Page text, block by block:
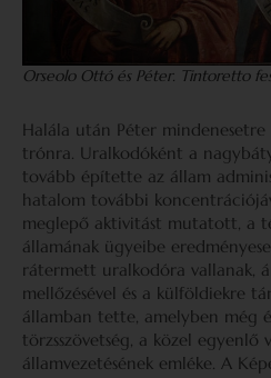
Orseolo Ottó és Péter. Tintoretto
Halála után Péter
trónra. Uralkodóként a
tovább építette az állam
hatalom további
meglepő aktivitást mutatott, a
államának ügyeibe
rátermett uralkodóra vallanak,
mellőzésével és a külföldiekre
államban tette, amelyben még
törzsszövetség, a közel egyenlő
államvezetésének emléke. A